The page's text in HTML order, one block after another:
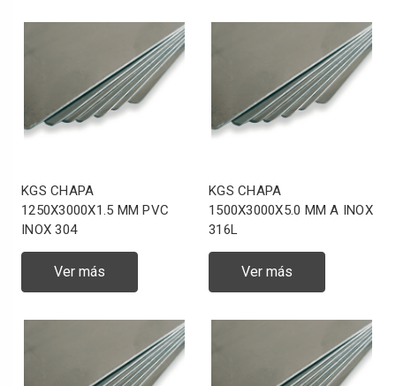
KGS CHAPA
1250X3000X1.5 MM PVC
INOX 304
Ver más
KGS CHAPA
1500X3000X5.0 MM A INOX
316L
Ver más